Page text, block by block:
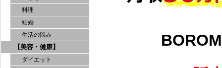
料理
結婚
生活の悩み
【美容・健康】
ダイエット